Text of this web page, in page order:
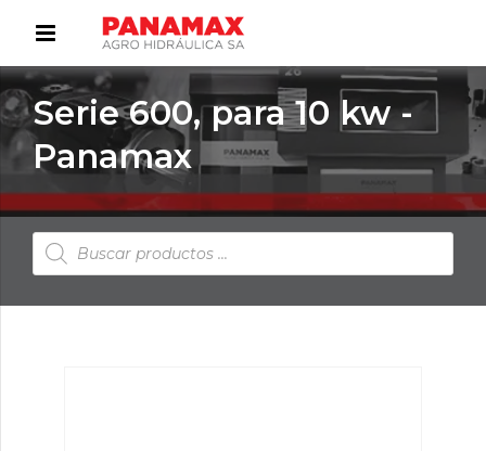
Serie 600, para 10 kw -
Panamax
Búsqueda
de